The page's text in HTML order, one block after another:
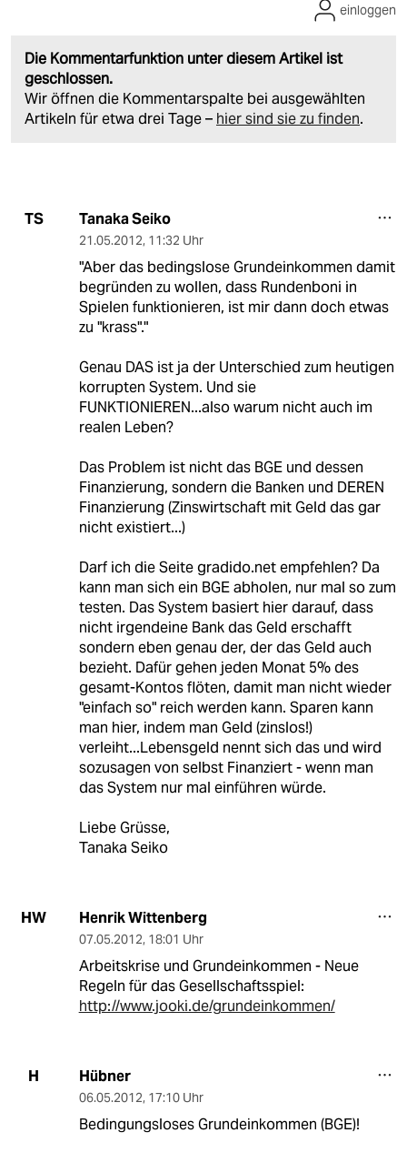
Die Kommentarfunktion unter diesem Artikel ist
geschlossen.
Wir öffnen die Kommentarspalte bei ausgewählten
Artikeln für etwa drei Tage – hier sind sie zu finden.
einloggen
TS Tanaka Seiko
21.05.2012, 11:32 Uhr
"Aber das bedingslose Grundeinkommen damit
begründen zu wollen, dass Rundenboni in
Spielen funktionieren, ist mir dann doch etwas
zu "krass"."
Genau DAS ist ja der Unterschied zum heutigen
korrupten System. Und sie
FUNKTIONIEREN...also warum nicht auch im
realen Leben?
Das Problem ist nicht das BGE und dessen
Finanzierung, sondern die Banken und DEREN
Finanzierung (Zinswirtschaft mit Geld das gar
nicht existiert...)
Darf ich die Seite gradido.net empfehlen? Da
kann man sich ein BGE abholen, nur mal so zum
testen. Das System basiert hier darauf, dass
nicht irgendeine Bank das Geld erschafft
sondern eben genau der, der das Geld auch
bezieht. Dafür gehen jeden Monat 5% des
gesamt-Kontos flöten, damit man nicht wieder
"einfach so" reich werden kann. Sparen kann
man hier, indem man Geld (zinslos!)
verleiht...Lebensgeld nennt sich das und wird
sozusagen von selbst Finanziert - wenn man
das System nur mal einführen würde.
Liebe Grüsse,
Tanaka Seiko
HW Henrik Wittenberg
07.05.2012, 18:01 Uhr
Arbeitskrise und Grundeinkommen - Neue
Regeln für das Gesellschaftsspiel:
http://www.jooki.de/grundeinkommen/
H Hübner
06.05.2012, 17:10 Uhr
Bedingungsloses Grundeinkommen (BGE)!